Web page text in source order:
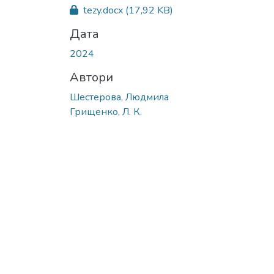
tezy.docx (17,92 KB)
Дата
2024
Автори
Шестерова, Людмила
Грищенко, Л. К.